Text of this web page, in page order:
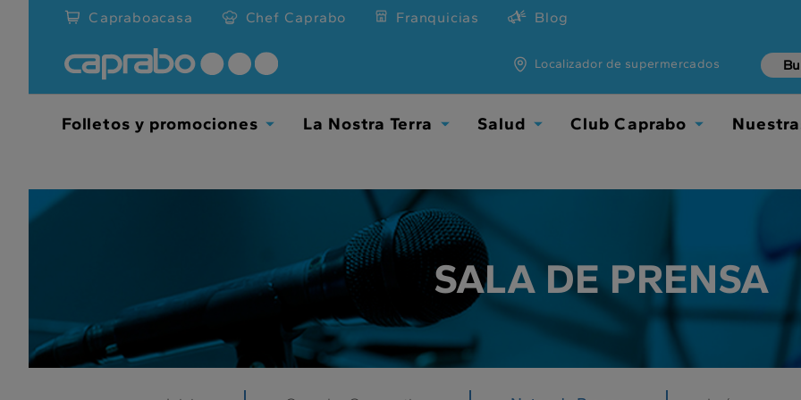
label.access.jump.content???
Capraboacasa Chef Caprabo Franquicias Blog
Localizador de supermercados
Folletos y promociones La Nostra Terra Salud Club Caprabo
SALA DE PRENSA